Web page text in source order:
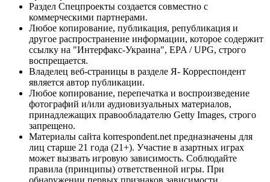
Раздел Спецпроекты создается совместно с
коммерческими партнерами.
Любое копирование, публикация, републикация и
другое распространение информации, которое содержит
ссылку на "Интерфакс-Украина", EPA / UPG, строго
воспрещается.
Владелец веб-страницы в разделе Я- Корреспондент
является автор публикации.
Любое копирование, перепечатка и воспроизведение
фотографий и/или аудиовизуальных материалов,
принадлежащих правообладателю Getty Images, строго
запрещено.
Материалы сайта korrespondent.net предназначены для
лиц старше 21 года (21+). Участие в азартных играх
может вызвать игровую зависимость. Соблюдайте
правила (принципы) ответственной игры. При
обнаружении первых признаков зависимости